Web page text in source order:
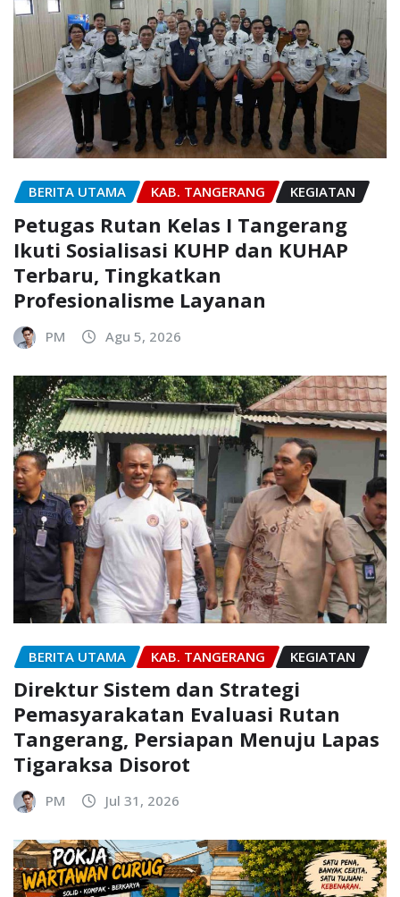
BERITA UTAMA KAB. TANGERANG KEGIATAN
Petugas Rutan Kelas I Tangerang
Ikuti Sosialisasi KUHP dan KUHAP
Terbaru, Tingkatkan
Profesionalisme Layanan
PM Agu 5, 2026
BERITA UTAMA KAB. TANGERANG KEGIATAN
Direktur Sistem dan Strategi
Pemasyarakatan Evaluasi Rutan
Tangerang, Persiapan Menuju Lapas
Tigaraksa Disorot
PM Jul 31, 2026